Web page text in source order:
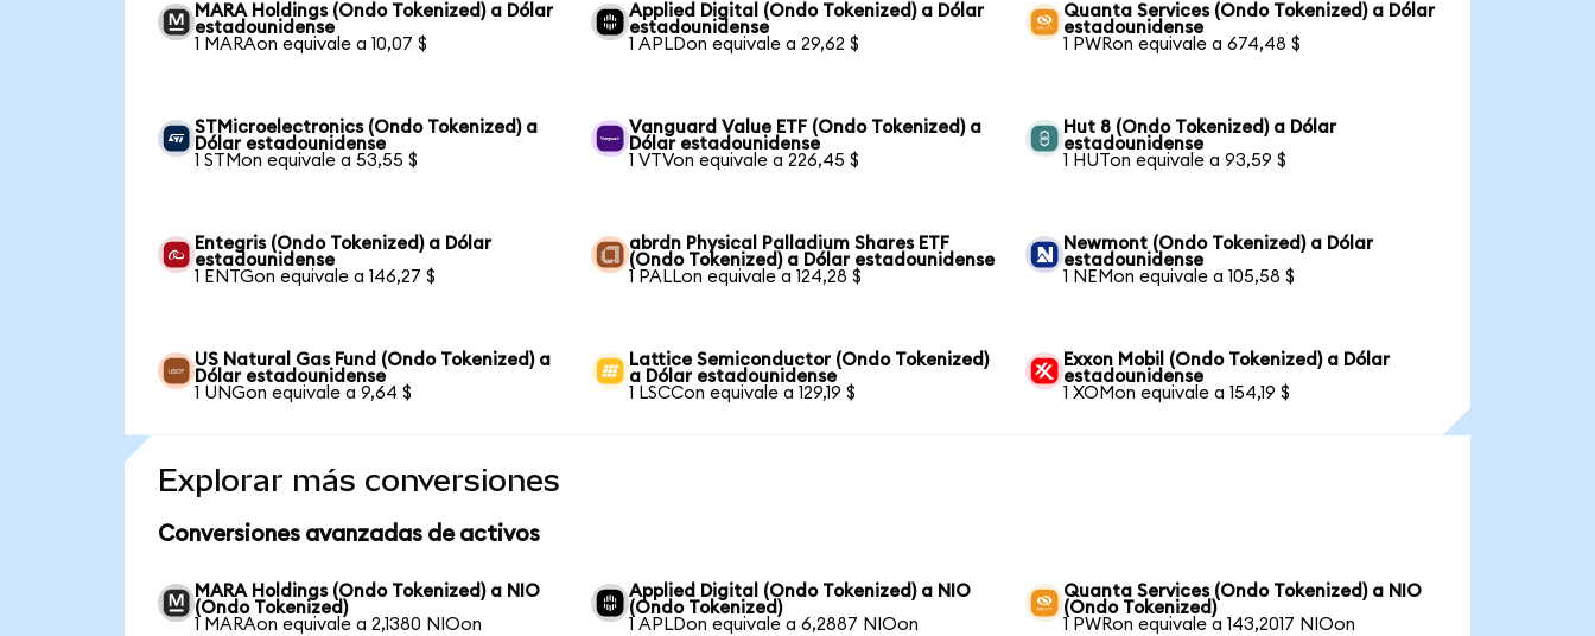
MARA Holdings (Ondo Tokenized) a Dólar
estadounidense
1 MARAon equivale a 10,07 $
Applied Digital (Ondo Tokenized) a Dólar
estadounidense
1 APLDon equivale a 29,62 $
Quanta Services (Ondo Tokenized) a Dólar
estadounidense
1 PWRon equivale a 674,48 $
STMicroelectronics (Ondo Tokenized) a
Dólar estadounidense
1 STMon equivale a 53,55 $
Vanguard Value ETF (Ondo Tokenized) a
Dólar estadounidense
1 VTVon equivale a 226,45 $
Hut 8 (Ondo Tokenized) a Dólar
estadounidense
1 HUTon equivale a 93,59 $
Entegris (Ondo Tokenized) a Dólar
estadounidense
1 ENTGon equivale a 146,27 $
abrdn Physical Palladium Shares ETF
(Ondo Tokenized) a Dólar estadounidense
1 PALLon equivale a 124,28 $
Newmont (Ondo Tokenized) a Dólar
estadounidense
1 NEMon equivale a 105,58 $
US Natural Gas Fund (Ondo Tokenized) a
Dólar estadounidense
1 UNGon equivale a 9,64 $
Lattice Semiconductor (Ondo Tokenized)
a Dólar estadounidense
1 LSCCon equivale a 129,19 $
Exxon Mobil (Ondo Tokenized) a Dólar
estadounidense
1 XOMon equivale a 154,19 $
Explorar más conversiones
Conversiones avanzadas de activos
MARA Holdings (Ondo Tokenized) a NIO
(Ondo Tokenized)
1 MARAon equivale a 2,1380 NIOon
Applied Digital (Ondo Tokenized) a NIO
(Ondo Tokenized)
1 APLDon equivale a 6,2887 NIOon
Quanta Services (Ondo Tokenized) a NIO
(Ondo Tokenized)
1 PWRon equivale a 143,2017 NIOon